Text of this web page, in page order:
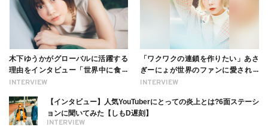
INTERVIEW
木下ゆうかがグローバルに活躍する
理由をインタビュー「世界中に食べ
る幸せを伝えたい」新事務所加入に
INTERVIEW
「ワクワクの連鎖を作りたい」あさ
ぎーにょが世界のファンに愛される
理由【インタビュー】
INTERVIEW
【インタビュー】人気YouTuberにとっての炎上とは?6面ステーシ
ョンに聞いてみた【しもD遅刻】